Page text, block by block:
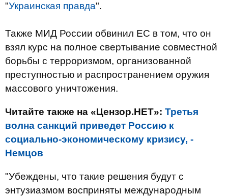
"Украинская правда".
Также МИД России обвинил ЕС в том, что он
взял курс на полное свертывание совместной
борьбы с терроризмом, организованной
преступностью и распространением оружия
массового уничтожения.
Читайте также на «Цензор.НЕТ»: Третья
волна санкций приведет Россию к
социально-экономическому кризису, -
Немцов
"Убеждены, что такие решения будут с
энтузиазмом восприняты международным